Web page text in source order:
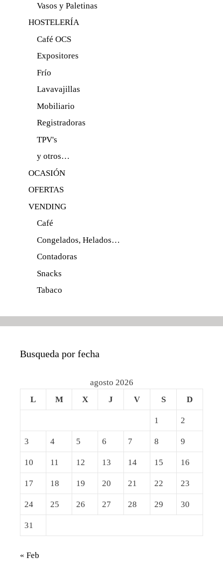
Vasos y Paletinas
HOSTELERÍA
Café OCS
Expositores
Frío
Lavavajillas
Mobiliario
Registradoras
TPV's
y otros…
OCASIÓN
OFERTAS
VENDING
Café
Congelados, Helados…
Contadoras
Snacks
Tabaco
Busqueda por fecha
agosto 2026
L
M X J V S D
1 2
3 4 5 6 7 8 9
10 11 12 13 14 15 16
17 18 19 20 21 22 23
24 25 26 27 28 29 30
31
« Feb